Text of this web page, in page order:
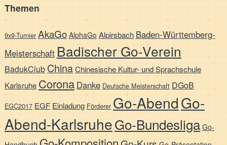
Themen
9x9-Turnier AkaGo AlphaGo Alpirsbach Baden-Württemberg-
Meisterschaft Badischer Go-Verein
BadukClub ChinaChinesische Kultur- und Sprachschule
KarlsruheCorona Danke Deutsche Meisterschaft DGoB
EGC2017 EGF Einladung Förderer Go-AbendGo-
Abend-KarlsruheGo-Bundesliga Go-